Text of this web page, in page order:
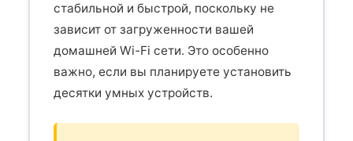
стабильной и быстрой, поскольку не
зависит от загруженности вашей
домашней Wi-Fi сети. Это особенно
важно, если вы планируете установить
десятки умных устройств.